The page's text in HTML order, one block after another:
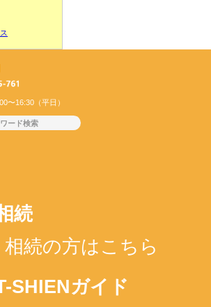
〜16:30（平日）
続
相続の方はこちら
SHIENガイド